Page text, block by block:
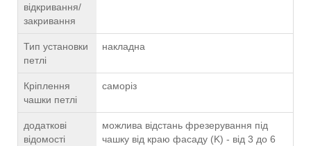
відкривання/
закривання
Тип установки
петлі
накладна
Кріплення
чашки петлі
саморіз
додаткові
відомості
можлива відстань фрезерування під
чашку від краю фасаду (K) - від 3 до 6